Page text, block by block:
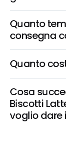
Quanto
consegna
Quanto
Cosa
Biscotti
voglio dare